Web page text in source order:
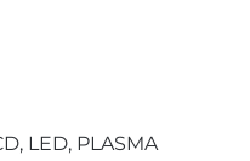
LED, PLASMA